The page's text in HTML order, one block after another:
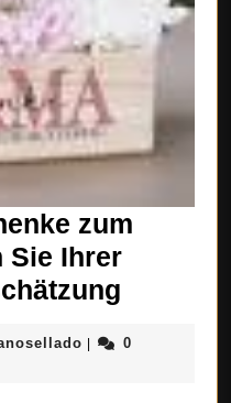
zum
Sie Ihrer
zum
elsotanosellado
|
0